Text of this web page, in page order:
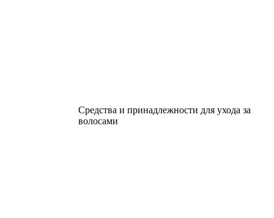
Средства и принадлежности для ухода за
волосами